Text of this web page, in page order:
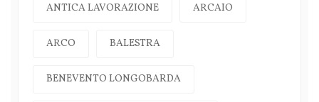
ANTICA LAVORAZIONE ARCAIO
ARCO BALESTRA
BENEVENTO LONGOBARDA